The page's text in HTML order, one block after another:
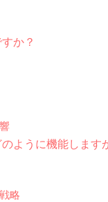
か？
ように機能します
略